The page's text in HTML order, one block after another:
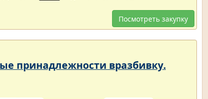
Посмотреть закупку
принадлежности вразбивку.